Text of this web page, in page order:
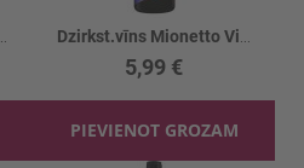
5,99 €
PIEVIENOT GROZAM